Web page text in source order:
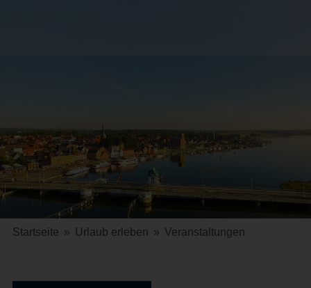
Startseite » Urlaub erleben » Veranstaltungen